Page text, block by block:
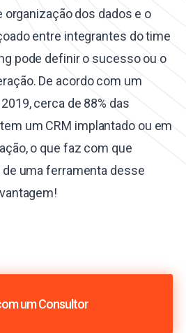
organização dos dados e o
entre integrantes do time
pode definir o sucesso ou o
De acordo com um
cerca de 88% das
um CRM implantado ou em
o que faz com que
uma ferramenta desse
um Consultor